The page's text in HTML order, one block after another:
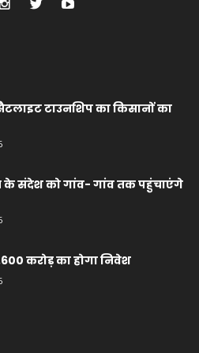
टाउनशिप का किसानों का
के संदेश को गांव- गांव तक पहुंचाएंगे
करोड़ का होगा निवेश